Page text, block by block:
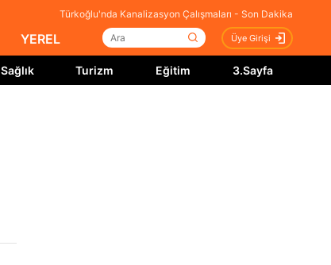
Türkoğlu'nda Kanalizasyon Çalışmaları - Son Dakika
YEREL Üye Girişi
Sağlık Turizm Eğitim 3.Sayfa